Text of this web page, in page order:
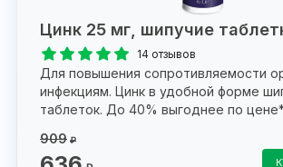
Цинк 25 мг, шипучие
14 отзывов
Для повышения сопротивляемости
инфекциям. Цинк в удобной форме
таблеток. До 40% выгоднее по цене*
909 ₽